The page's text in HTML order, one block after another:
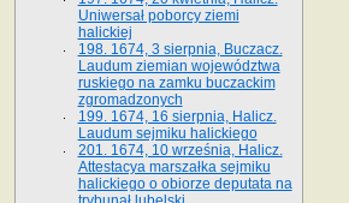
Uniwersał poborcy ziemi
halickiej
198. 1674, 3 sierpnia, Buczacz.
Laudum ziemian województwa
ruskiego na zamku buczackim
zgromadzonych
199. 1674, 16 sierpnia, Halicz.
Laudum sejmiku halickiego
201. 1674, 10 września, Halicz.
Attestacya marszałka sejmiku
halickiego o obiorze deputata na